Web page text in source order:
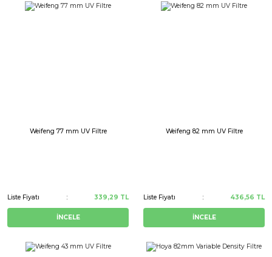
Weifeng 77 mm UV Filtre
Liste Fiyatı 339,29 TL
İNCELE
Weifeng 82 mm UV Filtre
Liste Fiyatı 436,56 TL
İNCELE